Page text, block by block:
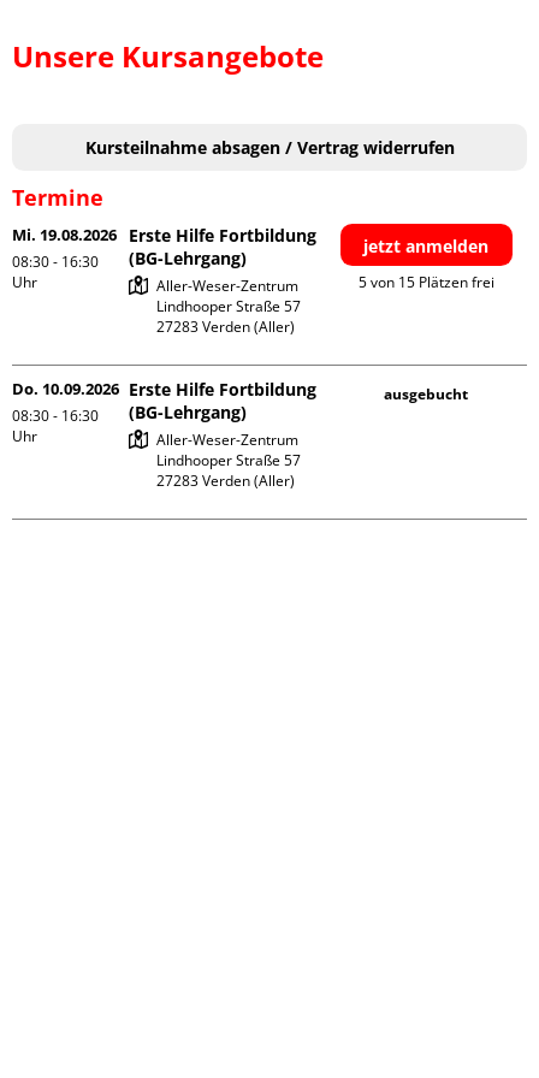
Unsere Kursangebote
Kursteilnahme absagen / Vertrag widerrufen
Termine
Mi. 19.08.2026
08:30 - 16:30
Uhr
Erste Hilfe Fortbildung
(BG-Lehrgang)
Aller-Weser-Zentrum
Lindhooper Straße 57
jetzt anmelden
5 von 15 Plätzen frei
Do. 10.09.2026
08:30 - 16:30
Uhr
Erste Hilfe Fortbildung
(BG-Lehrgang)
Aller-Weser-Zentrum
Lindhooper Straße 57
ausgebucht